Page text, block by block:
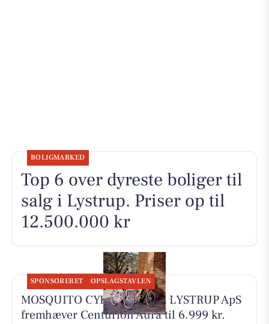
BOLIGMARKED
Top 6 over dyreste boliger til
salg i Lystrup. Priser op til
12.500.000 kr
SPONSORERET OPSLAGSTAVLEN
MOSQUITO CYKELCENTER LYSTRUP ApS
fremhæver Centurion Aura til 6.999 kr.